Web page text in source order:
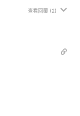
查看回覆 (2)